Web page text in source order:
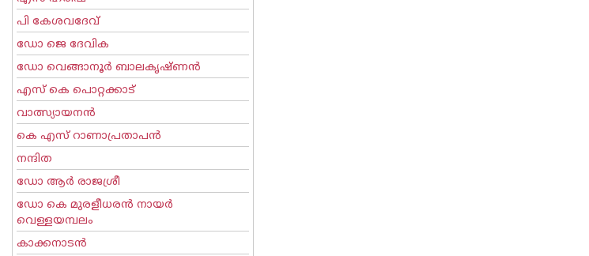
പി കേശവദേവ്‌
ഡോ ജെ ദേവിക
ഡോ വെങ്ങാനൂര്‍ ബാലകൃഷ്ണന്‍
എസ്‌ കെ പൊറ്റക്കാട്‌
വാത്സ്യായനന്‍
കെ എസ് റാണാപ്രതാപന്‍
നന്ദിത
ഡോ ആര്‍ രാജശ്രീ
ഡോ കെ മുരളീധരന്‍ നായര്‍
വെള്ളയമ്പലം
കാക്കനാടന്‍